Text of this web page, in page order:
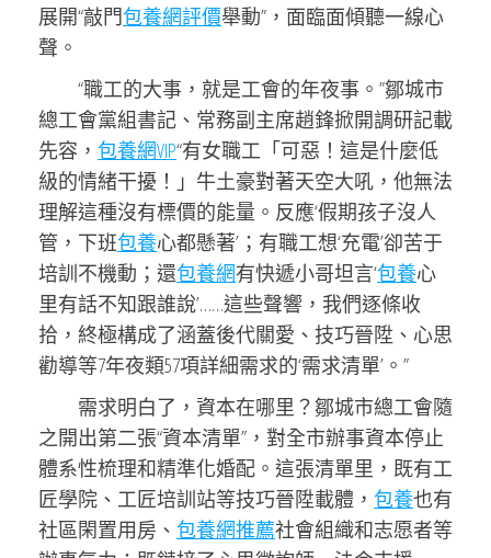
展開“敲門包養網評價舉動”，面臨面傾聽一線心
聲。
“職工的大事，就是工會的年夜事。”鄒城市
總工會黨組書記、常務副主席趙鋒掀開調研記載
先容， 包養網VIP“有女職工「可惡！這是什麼低
級的情緒干擾！」牛土豪對著天空大吼，他無法
理解這種沒有標價的能量。反應‘假期孩子沒人
管，下班包養心都懸著’；有職工想‘充電’卻苦于
培訓不機動；還包養網有快遞小哥坦言‘包養心
里有話不知跟誰說’……這些聲響，我們逐條收
拾，終極構成了涵蓋後代關愛、技巧晉陞、心思
勸導等7年夜類57項詳細需求的‘需求清單’。”
需求明白了，資本在哪里？鄒城市總工會隨
之開出第二張“資本清單”，對全市辦事資本停止
體系性梳理和精準化婚配。這張清單里，既有工
匠學院、工匠培訓站等技巧晉陞載體， 包養也有
社區閑置用房、 包養網推薦社會組織和志愿者等